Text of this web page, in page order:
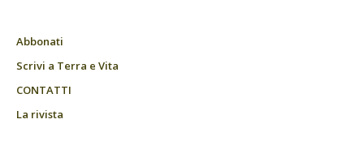
Abbonati
Scrivi a Terra e Vita
CONTATTI
La rivista